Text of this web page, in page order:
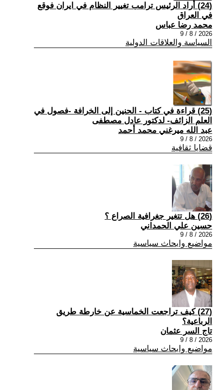
(24) أراد الرئيس ترامب تغيير النظام في ايران فوقع
في العراق
محمد رضا عباس
2026 / 8 / 9
السياسة والعلاقات الدولية
(25) قراءة في كتاب - الحنين إلى الخرافة -فصول في
العلم الزائف- لدكتور عادل مصطفى
عبد الله ميرغني محمد أحمد
2026 / 8 / 9
قضايا ثقافية
(26) هل تتغير جغرافية الصراع ؟
حسين علي الحمداني
2026 / 8 / 9
مواضيع وابحاث سياسية
(27) كيف تراجعت الخماسية عن خارطة طريق
الرباعية؟
تاج السر عثمان
2026 / 8 / 9
مواضيع وابحاث سياسية